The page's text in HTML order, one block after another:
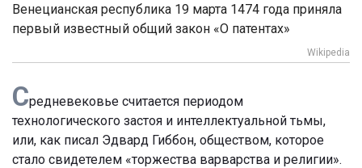
Венецианская республика 19 марта 1474 года приняла
первый известный общий закон «О патентах»
Wikipedia
Средневековье считается периодом
технологического застоя и интеллектуальной тьмы,
или, как писал Эдвард Гиббон, обществом, которое
стало свидетелем «торжества варварства и религии».